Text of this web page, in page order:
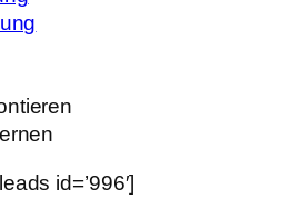
id=’996′]